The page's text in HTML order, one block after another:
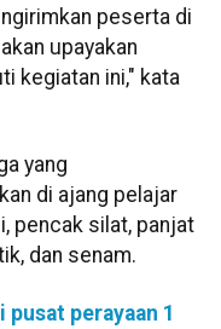
peserta di
upayakan
kegiatan ini," kata
yang
di ajang pelajar
pencak silat, panjat
dan senam.
pusat perayaan 1